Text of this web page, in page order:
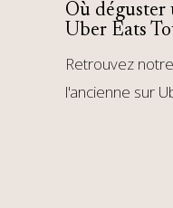
Où déguster
Uber Eats
Retrouvez
l'ancienne sur